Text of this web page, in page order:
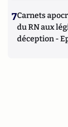
7Carnets
du RN aux
déception -